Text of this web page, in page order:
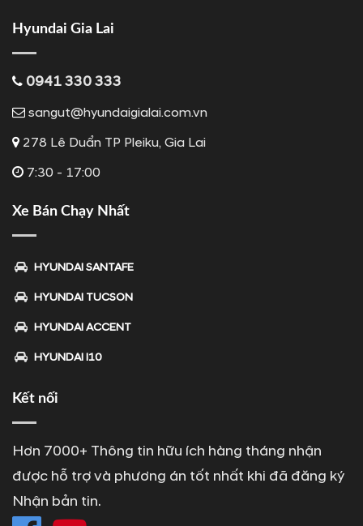
Hyundai Gia Lai
0941 330 333
sangut@hyundaigialai.com.vn
278 Lê Duẩn TP Pleiku, Gia Lai
7:30 - 17:00
Xe Bán Chạy Nhất
HYUNDAI SANTAFE
HYUNDAI TUCSON
HYUNDAI ACCENT
HYUNDAI I10
Kết nối
Hơn 7000+ Thông tin hữu ích hàng tháng nhận
được hỗ trợ và phương án tốt nhất khi đã đăng ký
Nhận bản tin.